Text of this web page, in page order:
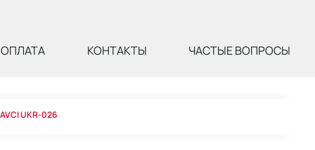
ОПЛАТА КОНТАКТЫ ЧАСТЫЕ ВОПРОСЫ
UKR-026